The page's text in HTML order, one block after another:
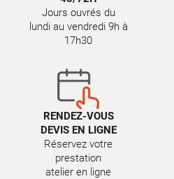
Jours ouvrés du
lundi au vendredi 9h à
17h30
RENDEZ-VOUS
DEVIS EN LIGNE
Réservez votre
prestation
atelier en ligne